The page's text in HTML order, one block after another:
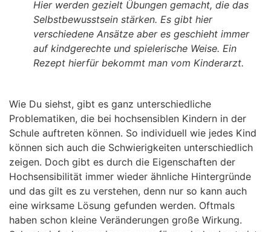
Hier werden gezielt Übungen gemacht, die das
Selbstbewusstsein stärken. Es gibt hier
verschiedene Ansätze aber es geschieht immer
auf kindgerechte und spielerische Weise. Ein
Rezept hierfür bekommt man vom Kinderarzt.
Wie Du siehst, gibt es ganz unterschiedliche
Problematiken, die bei hochsensiblen Kindern in der
Schule auftreten können. So individuell wie jedes Kind
können sich auch die Schwierigkeiten unterschiedlich
zeigen. Doch gibt es durch die Eigenschaften der
Hochsensibilität immer wieder ähnliche Hintergründe
und das gilt es zu verstehen, denn nur so kann auch
eine wirksame Lösung gefunden werden. Oftmals
haben schon kleine Veränderungen große Wirkung.